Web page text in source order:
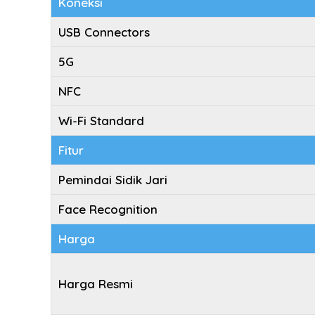
USB Connectors
5G
NFC
Wi-Fi Standard
Fitur
Pemindai Sidik Jari
Face Recognition
Harga
Harga Resmi